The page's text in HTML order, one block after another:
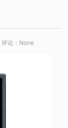
评论： None